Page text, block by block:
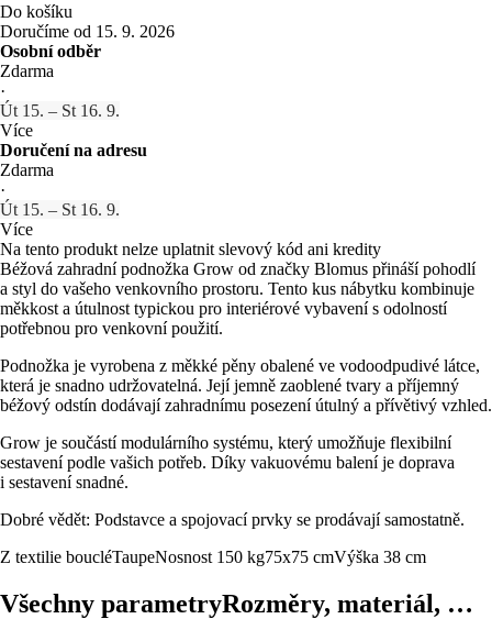
Do košíku
Doručíme od 15. 9. 2026
Osobní odběr
Zdarma
·
Út 15. – St 16. 9.
Více
Doručení na adresu
Zdarma
·
Út 15. – St 16. 9.
Více
Na tento produkt nelze uplatnit slevový kód ani kredity
Béžová zahradní podnožka Grow od značky Blomus přináší pohodlí
a styl do vašeho venkovního prostoru. Tento kus nábytku kombinuje
měkkost a útulnost typickou pro interiérové vybavení s odolností
potřebnou pro venkovní použití.
Podnožka je vyrobena z měkké pěny obalené ve vodoodpudivé látce,
která je snadno udržovatelná. Její jemně zaoblené tvary a příjemný
béžový odstín dodávají zahradnímu posezení útulný a přívětivý vzhled.
Grow je součástí modulárního systému, který umožňuje flexibilní
sestavení podle vašich potřeb. Díky vakuovému balení je doprava
i sestavení snadné.
Dobré vědět: Podstavce a spojovací prvky se prodávají samostatně.
Z textilie boucléTaupeNosnost 150 kg75x75 cmVýška 38 cm
Všechny parametryRozměry, materiál, …